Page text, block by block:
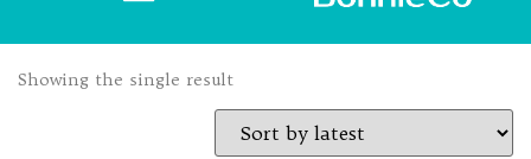
Showing the single result